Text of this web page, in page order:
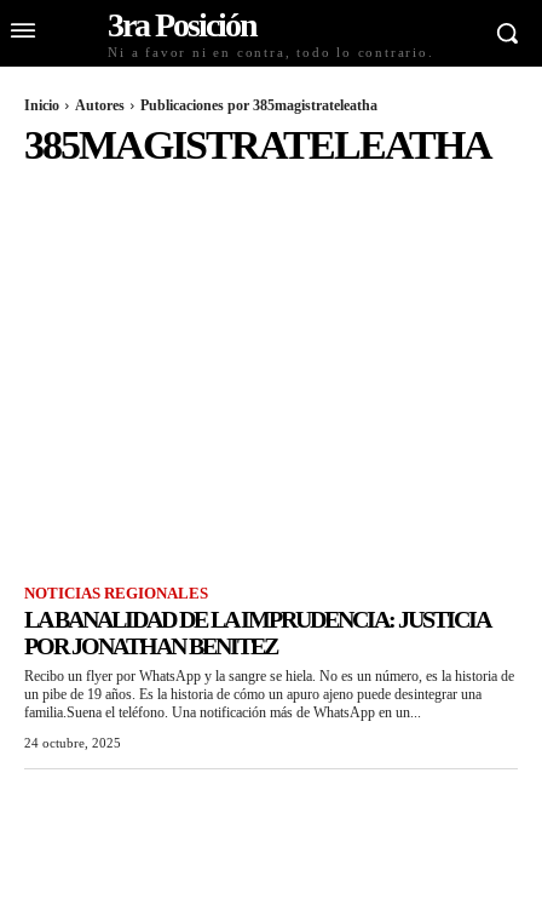
3ra Posición
Ni a favor ni en contra, todo lo contrario.
Inicio Autores Publicaciones por 385magistrateleatha
385MAGISTRATELEATHA
NOTICIAS REGIONALES
LA BANALIDAD DE LA IMPRUDENCIA: JUSTICIA
POR JONATHAN BENITEZ
Recibo un flyer por WhatsApp y la sangre se hiela. No es un número, es la historia de
un pibe de 19 años. Es la historia de cómo un apuro ajeno puede desintegrar una
familia.Suena el teléfono. Una notificación más de WhatsApp en un...
24 octubre, 2025